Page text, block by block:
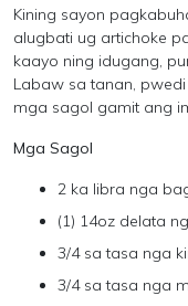
Kining sayon
alugbati ug artichoke
kaayo ning idugang,
Labaw sa tanan,
mga sagol gamit ang
Mga Sagol
2 ka libra nga
(1) 14oz delata
3/4 sa tasa nga
3/4 sa tasa nga